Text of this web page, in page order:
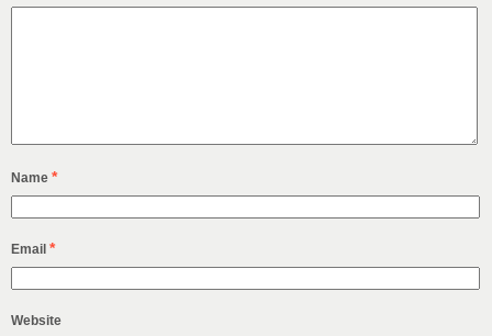
Name *
Email *
Website